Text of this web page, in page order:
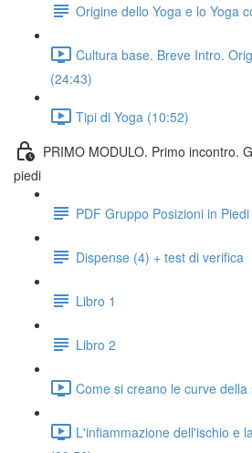
Origine dello Yoga e lo Yoga
Cultura base. Breve Intro.
(24:43)
Tipi di Yoga (10:52)
PRIMO MODULO. Primo incontro.
piedi
PDF Gruppo Posizioni in
Dispense (4) + test di verifica
Libro 1
Libro 2
Come si creano le curve
L'infiammazione dell'ischio e